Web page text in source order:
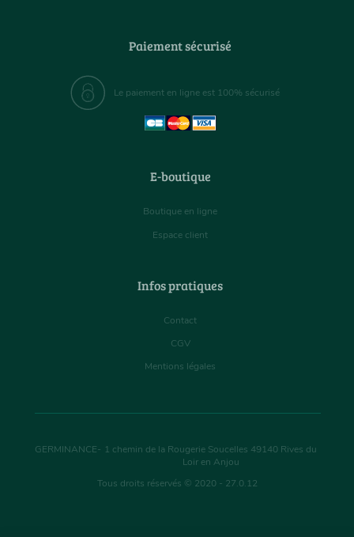
Paiement sécurisé
Le paiement en ligne est 100% sécurisé
E-boutique
Boutique en ligne
Espace client
Infos pratiques
Contact
CGV
Mentions légales
GERMINANCE- 1 chemin de la Rougerie Soucelles 49140 Rives du
Loir en Anjou
Tous droits réservés © 2020 - 27.0.12